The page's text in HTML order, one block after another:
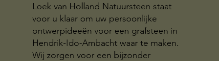
Loek van Holland Natuursteen staat
voor u klaar om uw persoonlijke
ontwerpideeën voor een grafsteen in
Hendrik-Ido-Ambacht waar te maken.
Wij zorgen voor een bijzonder